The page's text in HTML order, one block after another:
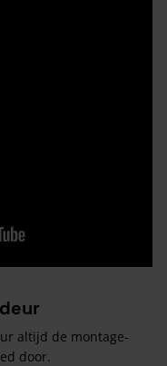
altijd de montage-
door.